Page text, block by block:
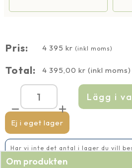
Ej i eget lager
Pris: 4 395 kr (inkl moms)
Total: 4 395,00 kr (inkl moms)
Vattenfall
Set
30
mängd
Lägg i
Har vi inte det antal i lager du vill
Om produkten